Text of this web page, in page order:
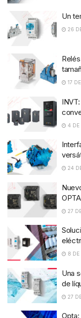
Un
26
17
4 DE
24
OPTA
27
8 DE
Una
de
27